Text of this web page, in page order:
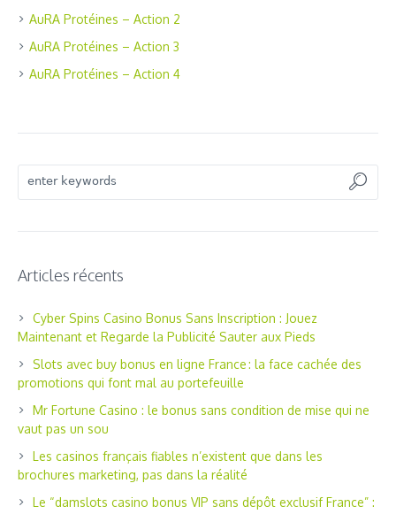
AuRA Protéines – Action 2
AuRA Protéines – Action 3
AuRA Protéines – Action 4
Articles récents
Cyber Spins Casino Bonus Sans Inscription : Jouez
Maintenant et Regarde la Publicité Sauter aux Pieds
Slots avec buy bonus en ligne France : la face cachée des
promotions qui font mal au portefeuille
Mr Fortune Casino : le bonus sans condition de mise qui ne
vaut pas un sou
Les casinos français fiables n’existent que dans les
brochures marketing, pas dans la réalité
Le “damslots casino bonus VIP sans dépôt exclusif France” :